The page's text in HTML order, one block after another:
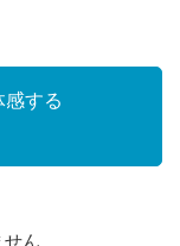
感する
ん